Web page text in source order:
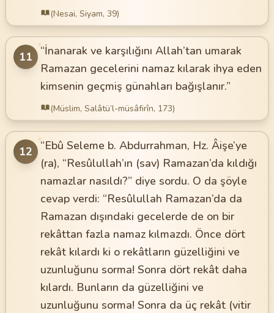
(Nesai, Siyam, 39)
11
✦“İnanarak ve karşılığını Allah’tan umarak
Ramazan gecelerini namaz kılarak ihya eden
kimsenin geçmiş günahları bağışlanır.”
(Müslim, Salâtü’l-müsâfirîn, 173)
12
✦“Ebû Seleme b. Abdurrahman, Hz. Âişe’ye
(ra), “Resûlullah’ın (sav) Ramazan’da kıldığı
namazlar nasıldı?” diye sordu. O da şöyle
cevap verdi: “Resûlullah Ramazan’da da
Ramazan dışındaki gecelerde de on bir
rekâttan fazla namaz kılmazdı. Önce dört
rekât kılardı ki o rekâtların güzelliğini ve
uzunluğunu sorma! Sonra dört rekât daha
kılardı. Bunların da güzelliğini ve
uzunluğunu sorma! Sonra da üç rekât (vitir